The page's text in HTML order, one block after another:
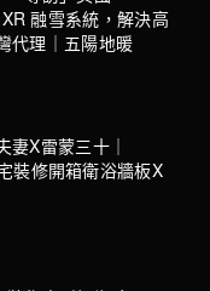
融雪系統，解決高
代理｜五陽地暖
妻X雷蒙三十｜
裝修開箱衛浴牆板X